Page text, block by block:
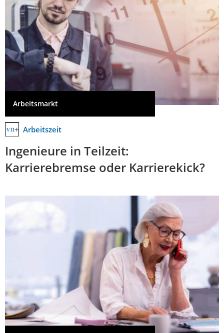
Arbeitsmarkt
Arbeitszeit
Ingenieure in Teilzeit:
Karrierebremse oder Karrierekick?